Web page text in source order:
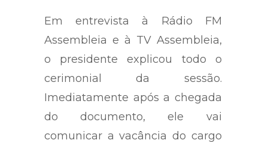
Em entrevista à Rádio FM
Assembleia e à TV Assembleia,
o presidente explicou todo o
cerimonial da sessão.
Imediatamente após a chegada
do documento, ele vai
comunicar a vacância do cargo